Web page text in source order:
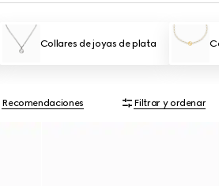
Collares de joyas de plata
Recomendaciones Filtrar y ordenar